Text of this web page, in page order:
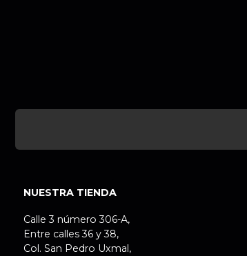
NUESTRA TIENDA
Calle 3 número 306-A,
Entre calles 36 y 38,
Col. San Pedro Uxmal,